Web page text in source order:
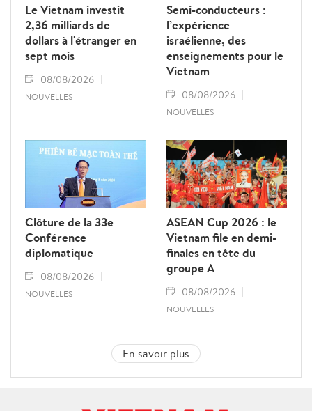
Le Vietnam investit
2,36 milliards de
dollars à l'étranger en
sept mois
08/08/2026
NOUVELLES
Semi-conducteurs :
l’expérience
israélienne, des
enseignements pour le
Vietnam
08/08/2026
NOUVELLES
Clôture de la 33e
Conférence
diplomatique
08/08/2026
NOUVELLES
ASEAN Cup 2026 : le
Vietnam file en demi-
finales en tête du
groupe A
08/08/2026
NOUVELLES
En savoir plus